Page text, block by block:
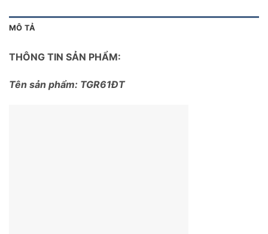
MÔ TẢ
THÔNG TIN SẢN PHẨM:
Tên sản phẩm: TGR61ĐT